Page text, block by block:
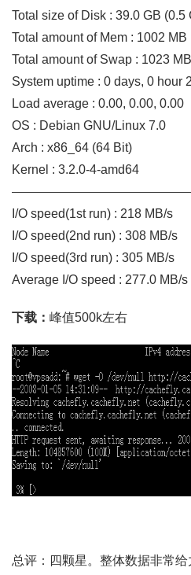
Total size of Disk : 39.0 GB (0.5
Total amount of Mem : 1002
Total amount of Swap : 1023
System uptime : 0 days, 0 hour
Load average : 0.00, 0.00, 0.00
OS : Debian GNU/Linux 7.0
Arch : x86_64 (64 Bit)
Kernel : 3.2.0-4-amd64
I/O speed(1st run) : 218 MB/s
I/O speed(2nd run) : 308 MB/s
I/O speed(3rd run) : 305 MB/s
Average I/O speed : 277.0 MB/s
下载： 峰值500k左右
总评：四颗星。整体数据非常